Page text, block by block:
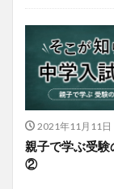
2021年11月11日
親子で学ぶ受験
②